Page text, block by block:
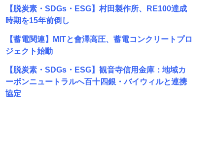
【脱炭素・SDGs・ESG】村田製作所、RE100達成
時期を15年前倒し
【蓄電関連】MITと會澤高圧、蓄電コンクリートプロ
ジェクト始動
【脱炭素・SDGs・ESG】観音寺信用金庫：地域カ
ーボンニュートラルへ百十四銀・バイウィルと連携
協定